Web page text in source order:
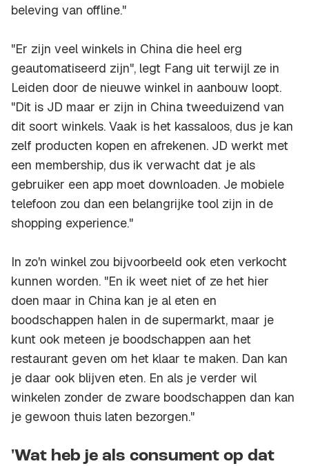
beleving van offline."
"Er zijn veel winkels in China die heel erg
geautomatiseerd zijn", legt Fang uit terwijl ze in
Leiden door de nieuwe winkel in aanbouw loopt.
"Dit is JD maar er zijn in China tweeduizend van
dit soort winkels. Vaak is het kassaloos, dus je kan
zelf producten kopen en afrekenen. JD werkt met
een membership, dus ik verwacht dat je als
gebruiker een app moet downloaden. Je mobiele
telefoon zou dan een belangrijke tool zijn in de
shopping experience."
In zo'n winkel zou bijvoorbeeld ook eten verkocht
kunnen worden. "En ik weet niet of ze het hier
doen maar in China kan je al eten en
boodschappen halen in de supermarkt, maar je
kunt ook meteen je boodschappen aan het
restaurant geven om het klaar te maken. Dan kan
je daar ook blijven eten. En als je verder wil
winkelen zonder de zware boodschappen dan kan
je gewoon thuis laten bezorgen."
'Wat heb je als consument op dat